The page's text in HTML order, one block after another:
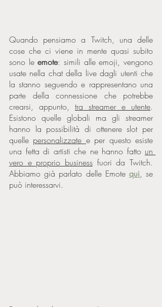
Quando pensiamo a Twitch, una delle
cose che ci viene in mente quasi subito
sono le emote: simili alle emoji, vengono
usate nella chat della live dagli utenti che
la stanno seguendo e rappresentano una
parte della connessione che potrebbe
crearsi, appunto, tra streamer e utente.
Esistono quelle globali ma gli streamer
hanno la possibilità di ottenere slot per
quelle personalizzate e per questo esiste
una fetta di artisti che ne hanno fatto un
vero e proprio business fuori da Twitch.
Abbiamo già parlato delle Emote qui, se
può interessarvi.